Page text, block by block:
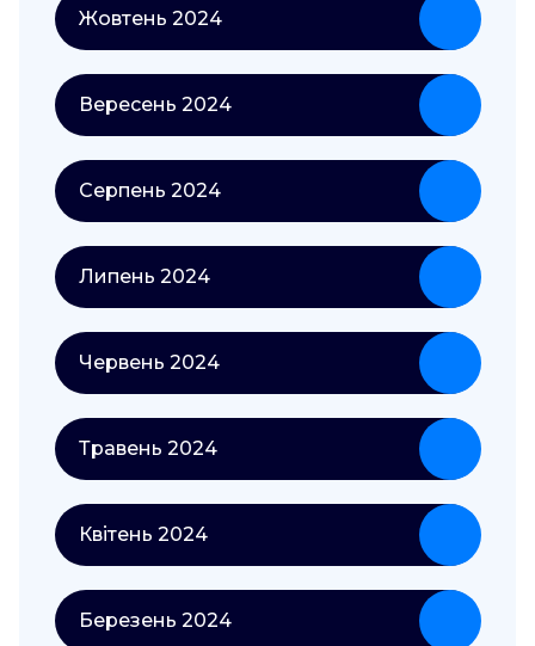
Жовтень 2024
Вересень 2024
Серпень 2024
Липень 2024
Червень 2024
Травень 2024
Квітень 2024
Березень 2024